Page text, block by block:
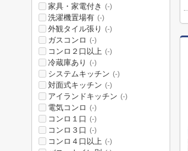
家具・家電付き (-)
洗濯機置場有 (-)
外観タイル張り (-)
ガスコンロ (-)
コンロ２口以上 (-)
冷蔵庫あり (-)
システムキッチン (-)
対面式キッチン (-)
アイランドキッチン (-)
電気コンロ (-)
コンロ１口 (-)
コンロ３口 (-)
コンロ４口以上 (-)